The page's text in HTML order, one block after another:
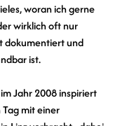
woran ich gerne
wirklich oft nur
dokumentiert und
ist.
Jahr 2008 inspiriert
mit einer